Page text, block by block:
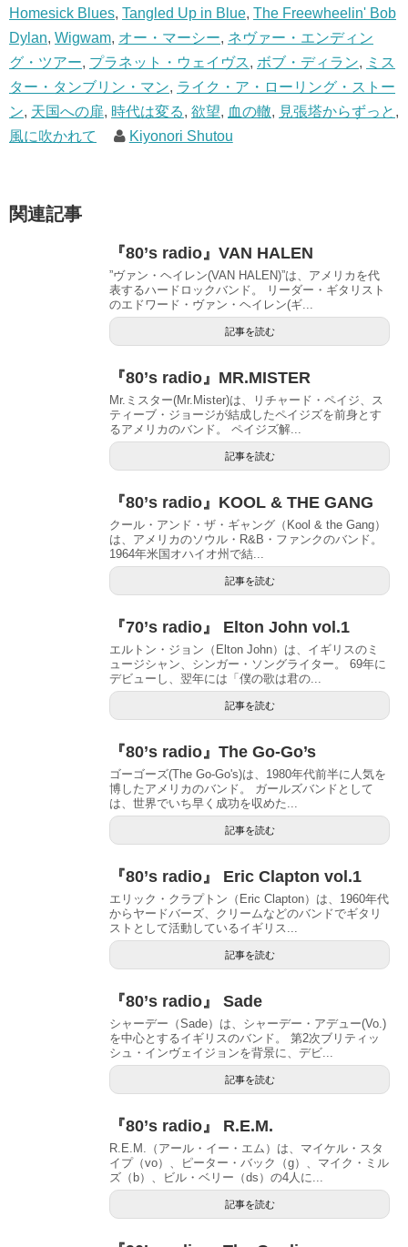
Homesick Blues, Tangled Up in Blue, The Freewheelin' Bob
Dylan, Wigwam, オー・マーシー, ネヴァー・エンディン
グ・ツアー, プラネット・ウェイヴス, ボブ・ディラン, ミス
ター・タンブリン・マン, ライク・ア・ローリング・ストー
ン, 天国への扉, 時代は変る, 欲望, 血の轍, 見張塔からずっと ,
風に吹かれて
Kiyonori Shutou
関連記事
『80’s radio』VAN HALEN
”ヴァン・ヘイレン(VAN HALEN)”は、アメリカを代
表するハードロックバンド。 リーダー・ギタリスト
のエドワード・ヴァン・ヘイレン(ギ...
記事を読む
『80’s radio』MR.MISTER
Mr.ミスター(Mr.Mister)は、リチャード・ペイジ、ス
ティーブ・ジョージが結成したペイジズを前身とす
るアメリカのバンド。 ペイジズ解...
記事を読む
『80’s radio』KOOL & THE GANG
クール・アンド・ザ・ギャング（Kool & the Gang）
は、アメリカのソウル・R&B・ファンクのバンド。
1964年米国オハイオ州で結...
記事を読む
『70’s radio』 Elton John vol.1
エルトン・ジョン（Elton John）は、イギリスのミ
ュージシャン、シンガー・ソングライター。 69年に
デビューし、翌年には「僕の歌は君の...
記事を読む
『80’s radio』The Go-Go’s
ゴーゴーズ(The Go-Go's)は、1980年代前半に人気を
博したアメリカのバンド。 ガールズバンドとして
は、世界でいち早く成功を収めた...
記事を読む
『80’s radio』 Eric Clapton vol.1
エリック・クラプトン（Eric Clapton）は、1960年代
からヤードバーズ、クリームなどのバンドでギタリ
ストとして活動しているイギリス...
記事を読む
『80’s radio』 Sade
シャーデー（Sade）は、シャーデー・アデュー(Vo.)
を中心とするイギリスのバンド。 第2次ブリティッ
シュ・インヴェイジョンを背景に、デビ...
記事を読む
『80’s radio』 R.E.M.
R.E.M.（アール・イー・エム）は、マイケル・スタ
イプ（vo）、ピーター・バック（g）、マイク・ミル
ズ（b）、ビル・ベリー（ds）の4人に...
記事を読む